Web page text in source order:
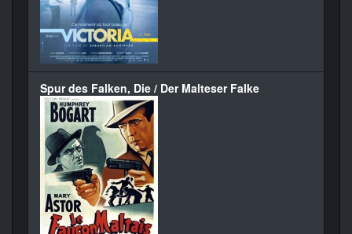
Spur des Falken, Die / Der Malteser Falke